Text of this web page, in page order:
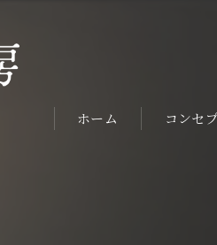
ホーム コンセ